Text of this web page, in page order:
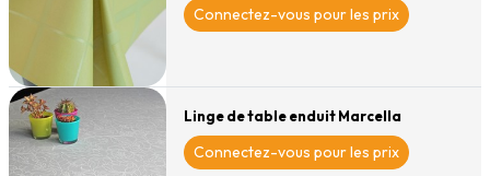
Connectez-vous pour les prix
Linge de table enduit Marcella
Connectez-vous pour les prix